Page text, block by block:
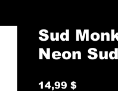
Sud
Neon
14,99 $